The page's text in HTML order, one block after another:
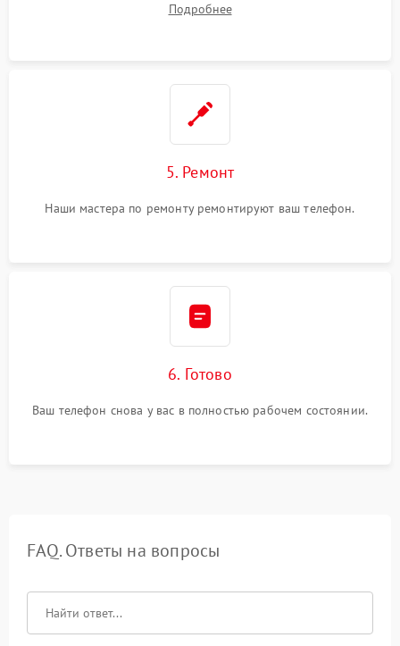
Подробнее
5. Ремонт
Наши мастера по ремонту ремонтируют ваш телефон.
6. Готово
Ваш телефон снова у вас в полностью рабочем состоянии.
FAQ. Ответы на вопросы